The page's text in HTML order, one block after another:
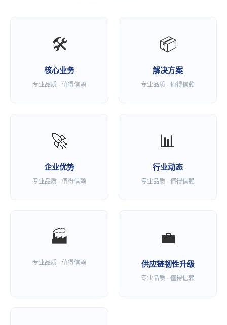
🛠
核心业务
专业品质 · 值得信赖
📦
解决方案
专业品质 · 值得信赖
🚀
企业优势
专业品质 · 值得信赖
📊
行业动态
专业品质 · 值得信赖
🏭
专业品质 · 值得信赖
💼
供应链韧性升级
专业品质 · 值得信赖